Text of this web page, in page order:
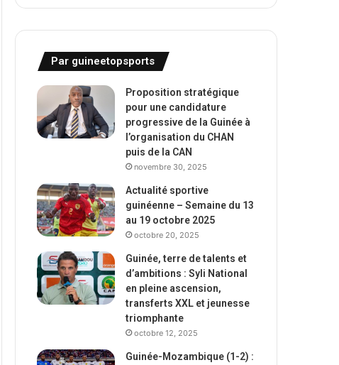
Par guineetopsports
Proposition stratégique
pour une candidature
progressive de la Guinée à
l’organisation du CHAN
puis de la CAN
novembre 30, 2025
Actualité sportive
guinéenne – Semaine du 13
au 19 octobre 2025
octobre 20, 2025
Guinée, terre de talents et
d’ambitions : Syli National
en pleine ascension,
transferts XXL et jeunesse
triomphante
octobre 12, 2025
Guinée-Mozambique (1-2) :